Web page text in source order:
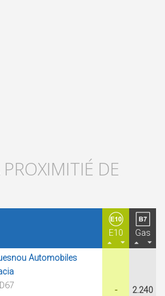
DE
E10 Gas
Automobiles
- 2.240